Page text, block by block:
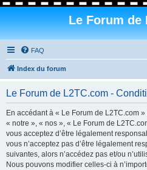
Le Forum de
FAQ
Index du forum
Le Forum de L2TC.com -
En accédant à « Le Forum de L2TC.com
« notre », « nos », « Le Forum de
vous acceptez d’être légalement
vous n’acceptez pas d’être légalement
suivantes, alors n’accédez pas et/ou
Nous pouvons modifier celles-ci à